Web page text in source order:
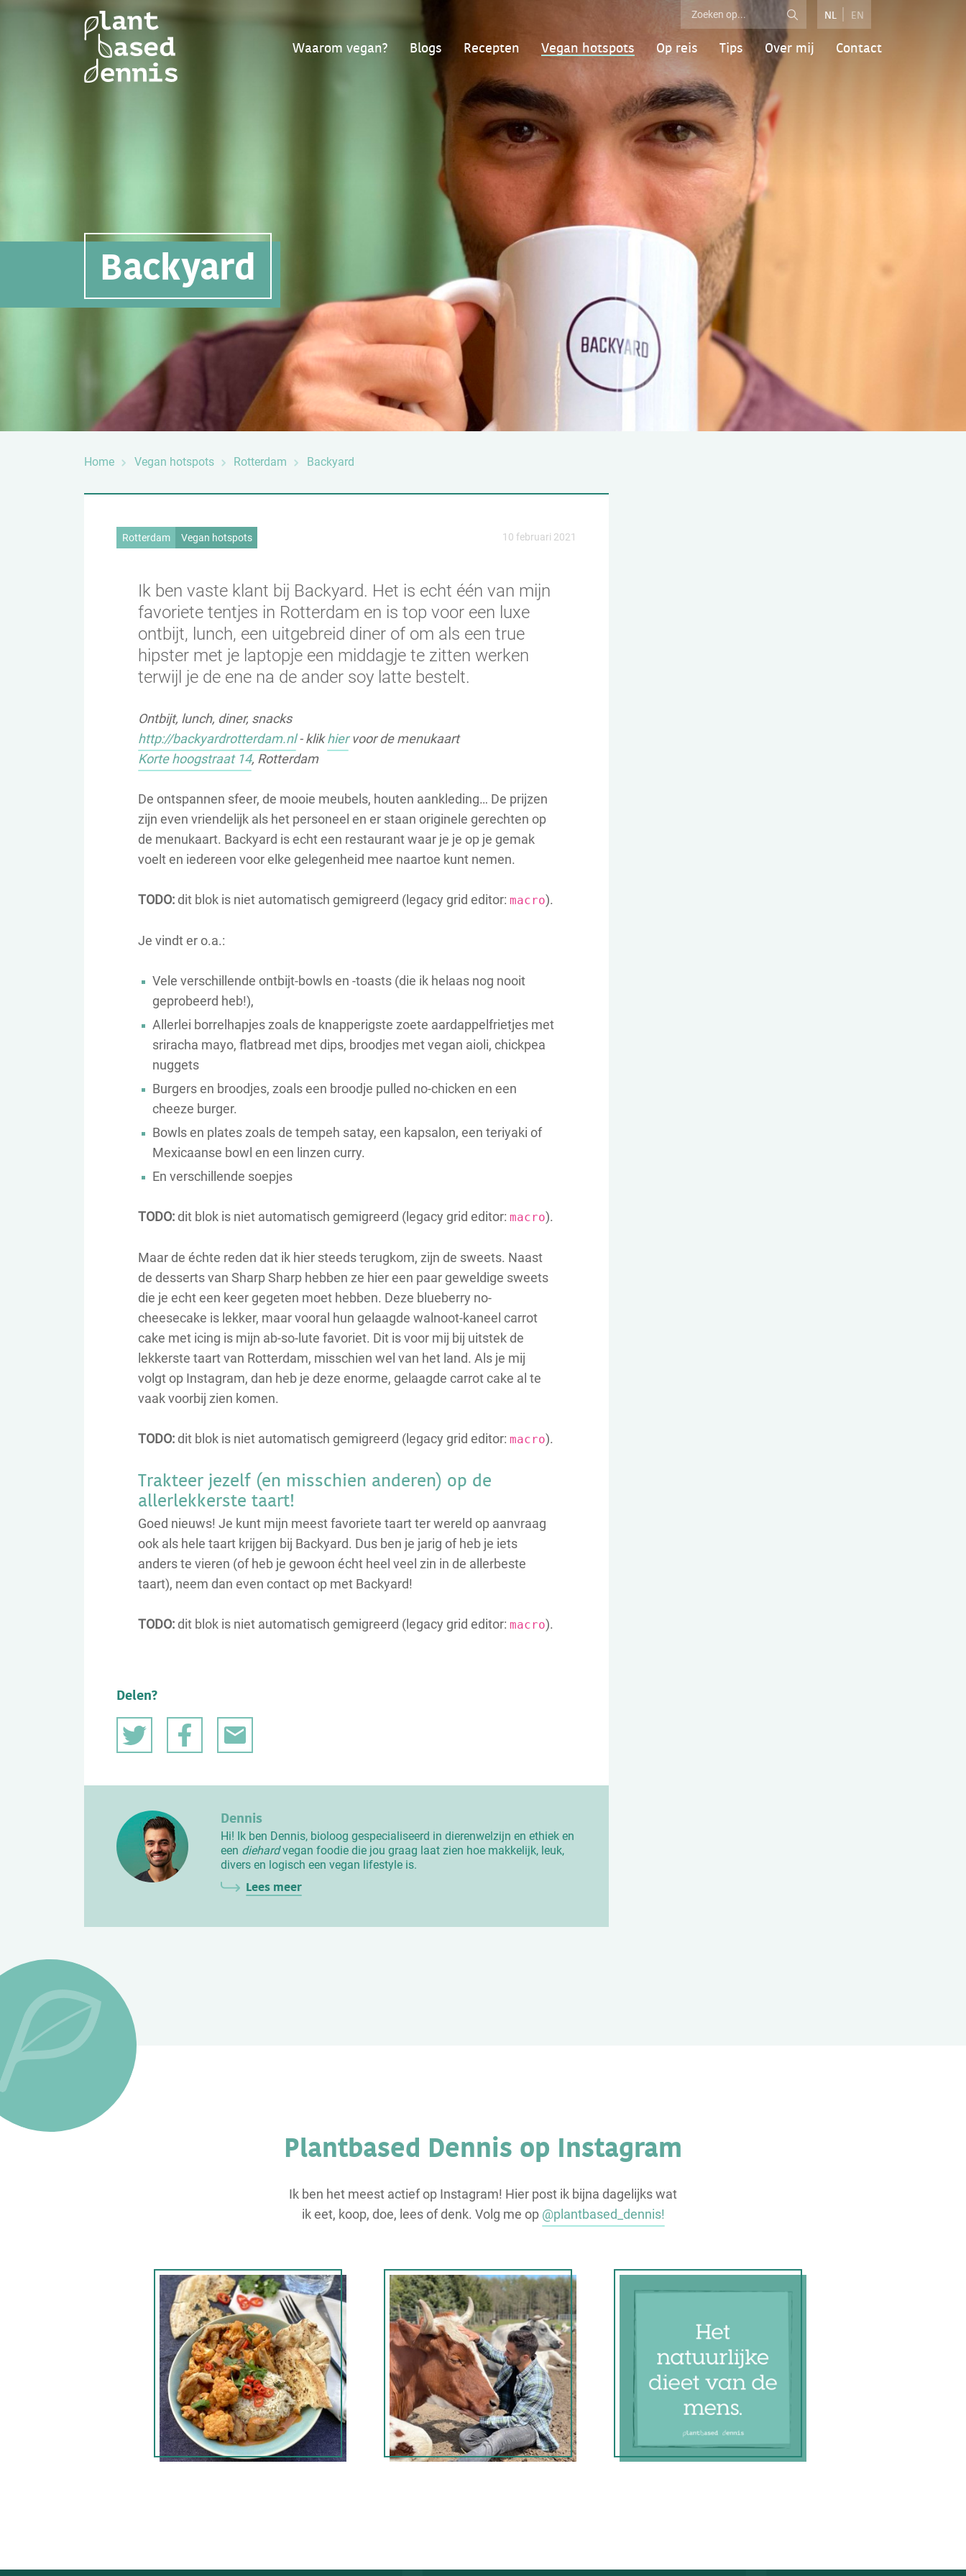
Waarom vegan? Blogs Recepten Vegan hotspots Op reis Tips Over mij Contact
NL EN
Backyard
Home Vegan hotspots Rotterdam Backyard
Rotterdam Vegan hotspots 10 februari 2021
Ik ben vaste klant bij Backyard. Het is echt één van mijn
favoriete tentjes in Rotterdam en is top voor een luxe
ontbijt, lunch, een uitgebreid diner of om als een true
hipster met je laptopje een middagje te zitten werken
terwijl je de ene na de ander soy latte bestelt.
Ontbijt, lunch, diner, snacks
http://backyardrotterdam.nl- klikhiervoor de menukaart
Korte hoogstraat 14, Rotterdam
De ontspannen sfeer, de mooie meubels, houten aankleding… De prijzen
zijn even vriendelijk als het personeel en er staan originele gerechten op
de menukaart. Backyard is echt een restaurant waar je je op je gemak
voelt en iedereen voor elke gelegenheid mee naartoe kunt nemen.
TODO: dit blok is niet automatisch gemigreerd (legacy grid editor: macro).
Je vindt er o.a.:
Vele verschillende ontbijt-bowls en -toasts (die ik helaas nog nooit
geprobeerd heb!),
Allerlei borrelhapjes zoals de knapperigste zoete aardappelfrietjes met
sriracha mayo, flatbread met dips, broodjes met vegan aioli, chickpea
nuggets
Burgers en broodjes, zoals een broodje pulled no-chicken en een
cheeze burger.
Bowls en plates zoals de tempeh satay, een kapsalon, een teriyaki of
Mexicaanse bowl en een linzen curry.
En verschillende soepjes
TODO: dit blok is niet automatisch gemigreerd (legacy grid editor: macro).
Maar de échte reden dat ik hier steeds terugkom, zijn de sweets. Naast
de desserts van Sharp Sharp hebben ze hier een paar geweldige sweets
die je echt een keer gegeten moet hebben. Deze blueberry no-
cheesecake is lekker, maar vooral hun gelaagde walnoot-kaneel carrot
cake met icing is mijn ab-so-lute favoriet. Dit is voor mij bij uitstek de
lekkerste taart van Rotterdam, misschien wel van het land. Als je mij
volgt op Instagram, dan heb je deze enorme, gelaagde carrot cake al te
vaak voorbij zien komen.
TODO: dit blok is niet automatisch gemigreerd (legacy grid editor: macro).
Trakteer jezelf (en misschien anderen) op de
allerlekkerste taart!
Goed nieuws! Je kunt mijn meest favoriete taart ter wereld op aanvraag
ook als hele taart krijgen bij Backyard. Dus ben je jarig of heb je iets
anders te vieren (of heb je gewoon écht heel veel zin in de allerbeste
taart), neem dan even contact op met Backyard!
TODO: dit blok is niet automatisch gemigreerd (legacy grid editor: macro).
Delen?
Dennis
Hi! Ik ben Dennis, bioloog gespecialiseerd in dierenwelzijn en ethiek en
een diehardvegan foodie die jou graag laat zien hoe makkelijk, leuk,
divers en logisch een vegan lifestyle is.
Lees meer
Plantbased Dennis op Instagram
Ik ben het meest actief op Instagram! Hier post ik bijna dagelijks wat
ik eet, koop, doe, lees of denk. Volg me op @plantbased_dennis!